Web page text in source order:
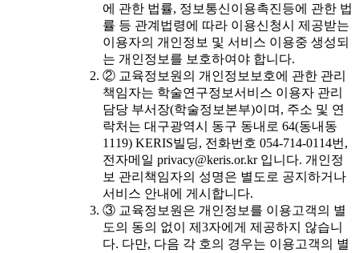
에 관한 법률, 정보통신이용촉진등에 관한 법
률 등 관계법령에 따라 이용신청시 제공받는
이용자의 개인정보 및 서비스 이용중 생성되
는 개인정보를 보호하여야 합니다.
② 교육정보원의 개인정보보호에 관한 관리
책임자는 학술연구정보서비스 이용자 관리
담당 부서장(학술정보본부)이며, 주소 및 연
락처는 대구광역시 동구 동내로 64(동내동
1119) KERIS빌딩, 전화번호 054-714-0114번,
전자메일 privacy@keris.or.kr 입니다. 개인정
보 관리책임자의 성명은 별도로 공지하거나
서비스 안내에 게시합니다.
③ 교육정보원은 개인정보를 이용고객의 별
도의 동의 없이 제3자에게 제공하지 않습니
다. 다만, 다음 각 호의 경우는 이용고객의 별